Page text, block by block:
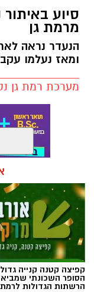
מרמת גן
הנעדר נראה
ומאז נעלמו
מערכת רמת גן נט / 16:07
סיוע
קפיצה קטנה קנייה
הסופר השכונתי
הרשתות הגדולות לרמת